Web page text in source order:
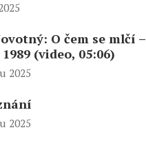
O čem se mlčí –
(video, 05:06)
2025
2025